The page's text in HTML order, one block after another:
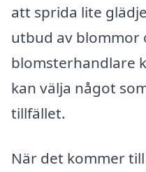
att sprida lite
utbud av blommor
blomsterhandlare
kan välja något
tillfället.
När det kommer